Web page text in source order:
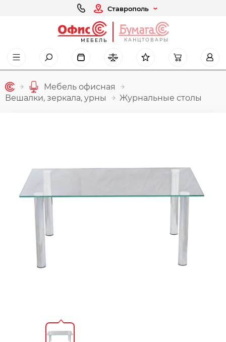
Ставрополь
МЕБЕЛЬ КАНЦТОВАРЫ
Мебель офисная
Вешалки, зеркала, урны
Журнальные столы